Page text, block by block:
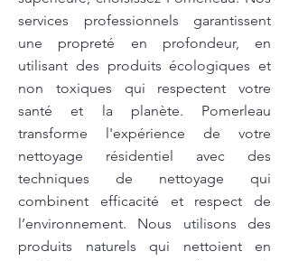
services professionnels garantissent
une propreté en profondeur, en
utilisant des produits écologiques et
non toxiques qui respectent votre
santé et la planète. Pomerleau
transforme l'expérience de votre
nettoyage résidentiel avec des
techniques de nettoyage qui
combinent efficacité et respect de
l’environnement. Nous utilisons des
produits naturels qui nettoient en